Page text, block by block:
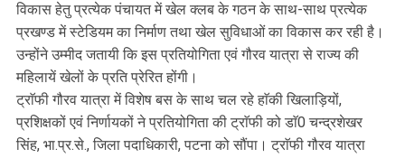
विकास हेतु प्रत्येक पंचायत में खेल क्लब के गठन के साथ-साथ प्रत्येक
प्रखण्ड में स्टेडियम का निर्माण तथा खेल सुविधाओं का विकास कर रही है।
उन्होंने उम्मीद जतायी कि इस प्रतियोगिता एवं गौरव यात्रा से राज्य की
महिलायें खेलों के प्रति प्रेरित होंगी।
ट्राॅफी गौरव यात्रा में विशेष बस के साथ चल रहे हाॅकी खिलाड़ियों,
प्रशिक्षकों एवं निर्णायकों ने प्रतियोगिता की ट्राॅफी को डाॅ0 चन्द्रशेखर
सिंह, भा.प्र.से., जिला पदाधिकारी, पटना को सौंपा। ट्राॅफी गौरव यात्रा